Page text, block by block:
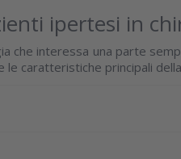
ipertesi in
che interessa una parte
le caratteristiche principali